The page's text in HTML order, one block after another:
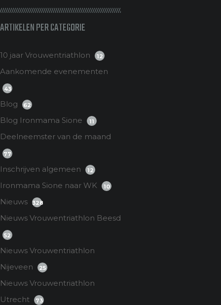
ARTIKELEN PER CATEGORIE
10 jaar Vrouwentriathlon 12
Aankomende evenementen
43
Blog 62
Blog Ironmama Sione 11
Deelneemster van de maand
77
Inschrijven algemeen 12
Ironmama Sione naar WK 10
Nieuws 328
Nieuws Vrouwentriathlon Beesd
52
Nieuws Vrouwentriathlon
Nijeveen
25
Nieuws Vrouwentriathlon
Utrecht
73